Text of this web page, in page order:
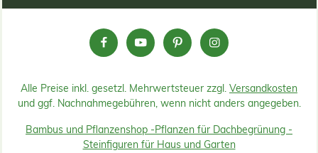
Alle Preise inkl. gesetzl. Mehrwertsteuer zzgl. Versandkosten
und ggf. Nachnahmegebühren, wenn nicht anders angegeben.
Bambus und Pflanzenshop -Pflanzen für Dachbegrünung -
Steinfiguren für Haus und Garten